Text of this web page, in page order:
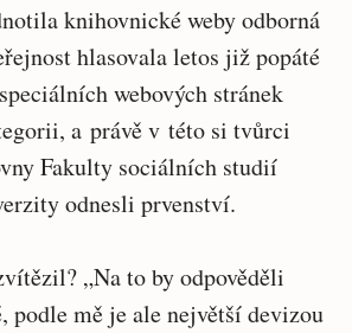
knihovnické weby odborná
hlasovala letos již popáté
webových stránek
a právě v této si tvůrci
Fakulty sociálních studií
odnesli prvenství.
„Na to by odpověděli
podle mě je ale největší devizou